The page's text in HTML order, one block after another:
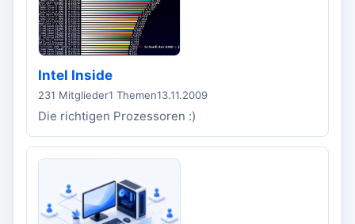
Intel Inside
231 Mitglieder1 Themen13.11.2009
Die richtigen Prozessoren :)